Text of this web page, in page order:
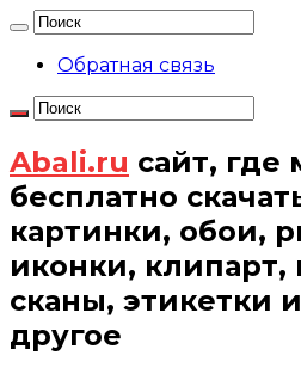
Обратная связь
Abali.ru сайт, где
бесплатно
картинки, обои,
иконки,
сканы, этикетки
другое